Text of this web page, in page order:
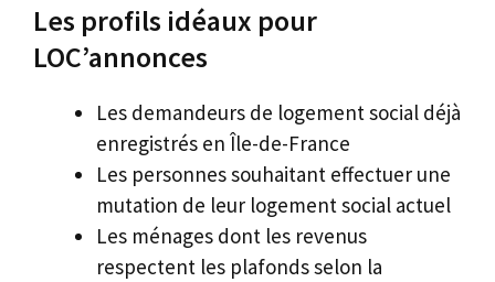
Les profils idéaux pour
LOC’annonces
Les demandeurs de logement social déjà
enregistrés en Île-de-France
Les personnes souhaitant effectuer une
mutation de leur logement social actuel
Les ménages dont les revenus
respectent les plafonds selon la